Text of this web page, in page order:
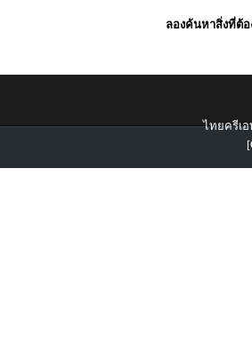
ลองค้นหาสิ่งที่ต้อ
ไทยครีเอ
[